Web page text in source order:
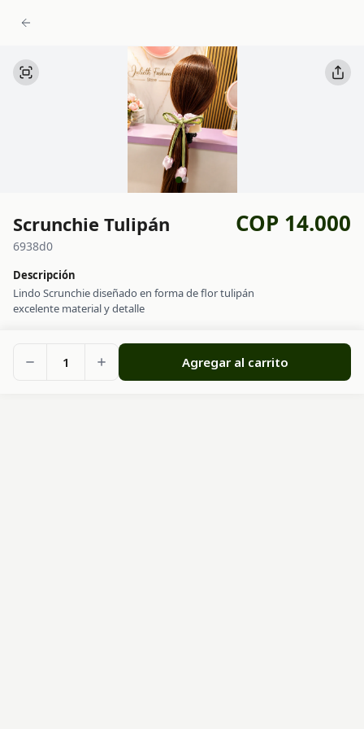
Scrunchie Tulipán COP 14.000
6938d0
Descripción
Lindo Scrunchie diseñado en forma de flor tulipán
excelente material y detalle
1 Agregar al carrito